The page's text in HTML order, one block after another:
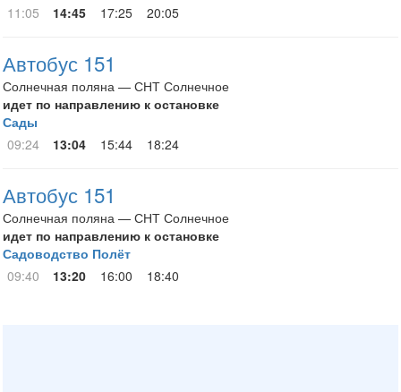
11:05
14:45 17:25 20:05
Автобус 151
Солнечная поляна — СНТ Солнечное
идет по направлению к остановке
Сады
09:24
13:04 15:44 18:24
Автобус 151
Солнечная поляна — СНТ Солнечное
идет по направлению к остановке
Садоводство Полёт
09:40
13:20 16:00 18:40